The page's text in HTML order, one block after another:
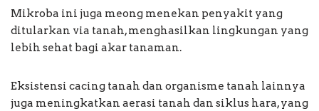
Mikroba ini juga meong menekan penyakit yang
ditularkan via tanah, menghasilkan lingkungan yang
lebih sehat bagi akar tanaman.
Eksistensi cacing tanah dan organisme tanah lainnya
juga meningkatkan aerasi tanah dan siklus hara, yang